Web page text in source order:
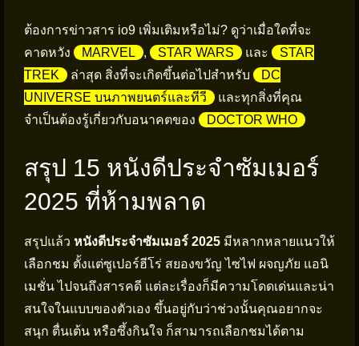
ต้องการข่าวสาร io9 เพิ่มเติมหรือไม่? ดูว่าเมื่อใดที่จะ
คาดหวัง
MARVEL , STAR WARS และ
STAR
TREK
ล่าสุด สิ่งที่จะเกิดขึ้นต่อไปสำหรับ
DC
UNIVERSE บนภาพยนตร์และทีวี
และทุกสิ่งที่คุณ
จำเป็นต้องรู้เกี่ยวกับอนาคตของ
DOCTOR WHO
สรุป 15 หนังดีประจำซัมเมอร์
2025 ที่ห้ามพลาด
สรุปแล้ว หนังดีประจำซัมเมอร์ 2025 มีหลากหลายแนวให้
เลือกชม ตั้งแต่ซูเปอร์ฮีโร่ สยองขวัญ ไซไฟ ผจญภัย แอนิ
เมชั่น ไปจนถึงสารคดี แต่ละเรื่องก็มีความโดดเด่นและน่า
สนใจในแบบของตัวเอง ขึ้นอยู่กับว่าช่วงนั้นคุณอยากจะ
สนุก ตื่นเต้น หรือซึ้งกินใจ ก็สามารถเลือกชมได้ตาม